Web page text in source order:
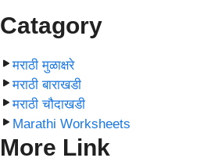
Catagory
मराठी मुळाक्षरे
मराठी बाराखडी
मराठी चौदाखडी
Marathi Worksheets
More Link